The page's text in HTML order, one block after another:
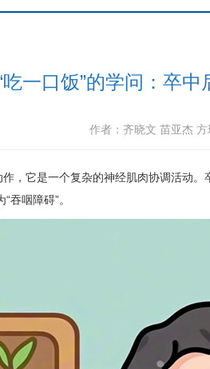
吃一口饭”的学问：卒
作者：齐晓文 苗亚杰 方
它是一个复杂的神经肌肉协调活动。
咽障碍”。